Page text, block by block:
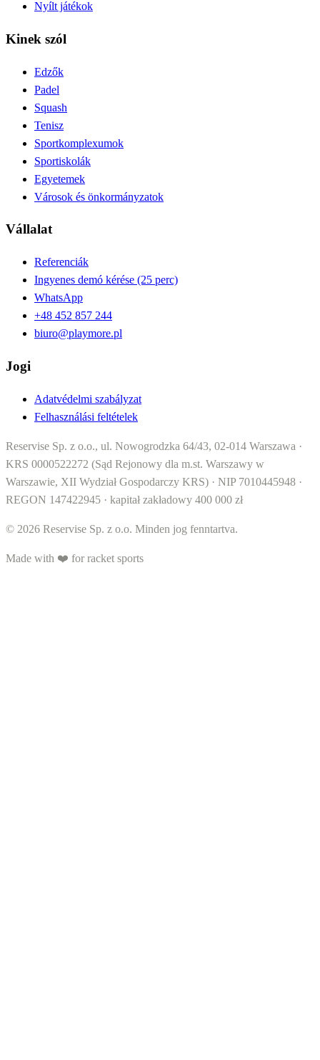
Nyílt játékok
Kinek szól
Edzők
Padel
Squash
Tenisz
Sportkomplexumok
Sportiskolák
Egyetemek
Városok és önkormányzatok
Vállalat
Referenciák
Ingyenes demó kérése (25 perc)
WhatsApp
+48 452 857 244
biuro@playmore.pl
Jogi
Adatvédelmi szabályzat
Felhasználási feltételek
Reservise Sp. z o.o., ul. Nowogrodzka 64/43, 02-014 Warszawa ·
KRS 0000522272 (Sąd Rejonowy dla m.st. Warszawy w
Warszawie, XII Wydział Gospodarczy KRS) · NIP 7010445948 ·
REGON 147422945 · kapitał zakładowy 400 000 zł
© 2026 Reservise Sp. z o.o. Minden jog fenntartva.
Made with ❤️ for racket sports